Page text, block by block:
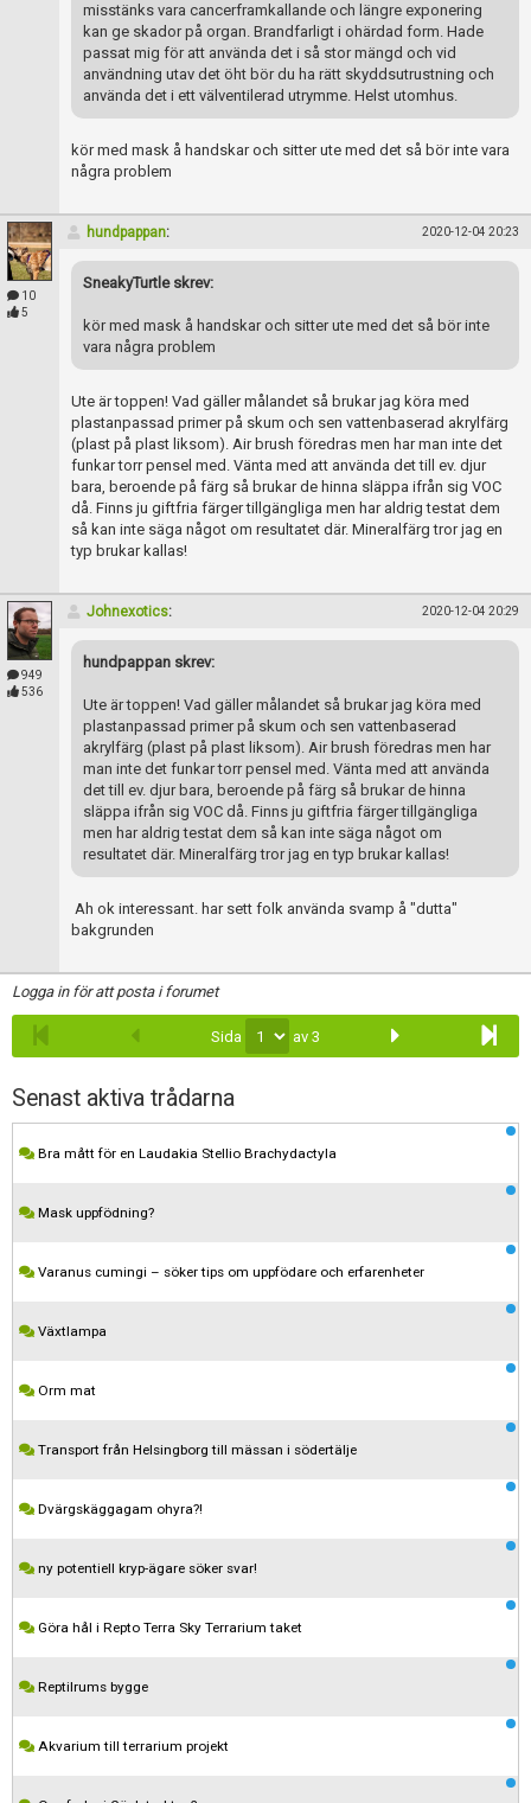
misstänks vara cancerframkallande och längre exponering
kan ge skador på organ. Brandfarligt i ohärdad form. Hade
passat mig för att använda det i så stor mängd och vid
användning utav det öht bör du ha rätt skyddsutrustning och
använda det i ett välventilerad utrymme. Helst utomhus.
kör med mask å handskar och sitter ute med det så bör inte vara
några problem
10
5
hundpappan: 2020-12-04 20:23
SneakyTurtle skrev:
kör med mask å handskar och sitter ute med det så bör inte
vara några problem
Ute är toppen! Vad gäller målandet så brukar jag köra med
plastanpassad primer på skum och sen vattenbaserad akrylfärg
(plast på plast liksom). Air brush föredras men har man inte det
funkar torr pensel med. Vänta med att använda det till ev. djur
bara, beroende på färg så brukar de hinna släppa ifrån sig VOC
då. Finns ju giftfria färger tillgängliga men har aldrig testat dem
så kan inte säga något om resultatet där. Mineralfärg tror jag en
typ brukar kallas!
949
536
Johnexotics: 2020-12-04 20:29
hundpappan skrev:
Ute är toppen! Vad gäller målandet så brukar jag köra med
plastanpassad primer på skum och sen vattenbaserad
akrylfärg (plast på plast liksom). Air brush föredras men har
man inte det funkar torr pensel med. Vänta med att använda
det till ev. djur bara, beroende på färg så brukar de hinna
släppa ifrån sig VOC då. Finns ju giftfria färger tillgängliga
men har aldrig testat dem så kan inte säga något om
resultatet där. Mineralfärg tror jag en typ brukar kallas!
Ah ok interessant. har sett folk använda svamp å "dutta"
bakgrunden
Logga in för att posta i forumet
Sida av 3
Senast aktiva trådarna
Bra mått för en Laudakia Stellio Brachydactyla
Mask uppfödning?
Varanus cumingi – söker tips om uppfödare och erfarenheter
Växtlampa
Orm mat
Transport från Helsingborg till mässan i södertälje
Dvärgskäggagam ohyra?!
ny potentiell kryp-ägare söker svar!
Göra hål i Repto Terra Sky Terrarium taket
Reptilrums bygge
Akvarium till terrarium projekt